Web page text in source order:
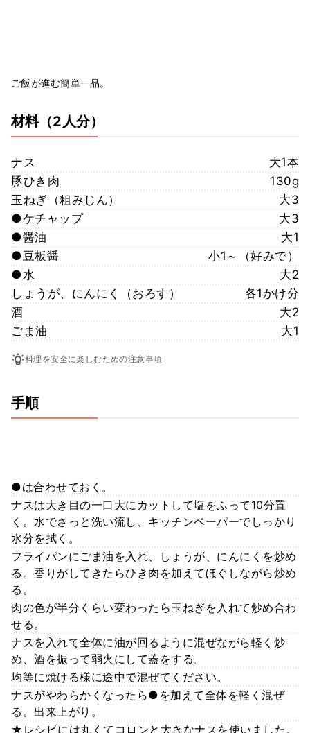
ご飯が進む簡単一品。
材料（2人分）
ナス
大1本
豚ひき肉
130g
玉ねぎ（粗みじん）
大3
●ケチャップ
大3
●醤油
大1
●豆板醤
小1～（好みで）
●水
大2
しょうが、にんにく（おろす）
各1かけ分
酒
大2
ごま油
大1
料理を安全に楽しむための注意事項
手順
●は合わせておく。
ナスは大き目の一口大にカットして塩をふって10分置
く。水でさっと洗い流し、キッチンペーパーでしっかり
水分を拭く。
フライパンにごま油を入れ、しょうが、にんにくを炒め
る。香りがしてきたらひき肉を加えてほぐしながら炒め
る。
肉の色が半分くらい変わったら玉ねぎを入れて炒め合わ
せる。
ナスを入れて全体に油が回るように混ぜながら軽く炒
め、酒を振って弱火にして蓋をする。
均等に焼ける様に途中で混ぜてください。
ナスがやわらかくなったら●を加えて全体を軽く混ぜ
る。出来上がり。
★レシピには丸くてコロンと大きなナスを使いました。